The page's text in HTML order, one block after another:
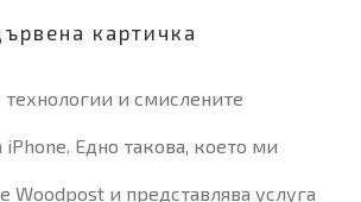
картичка
и смислените
Едно такова, което ми
Woodpost и представлява услуга